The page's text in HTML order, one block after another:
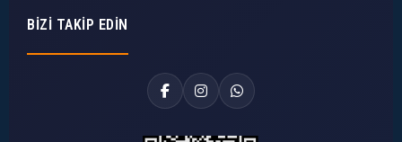
BIZI TAKIP EDIN